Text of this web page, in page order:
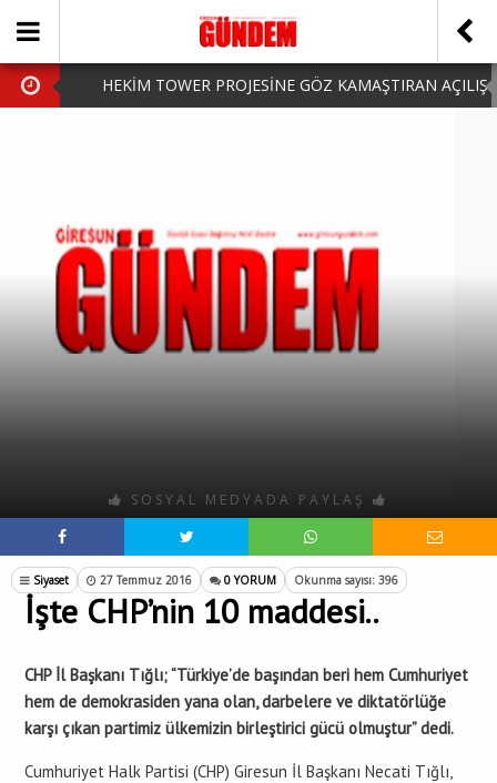
HEKİM TOWER PROJESİNE GÖZ KAMAŞTIRAN AÇILIŞ
HARUN CİCİ: VİDEOYU GÖRÜNCE GÖZLERİM DOLDU
SOSYAL MEDYADA PAYLAŞ
Siyaset 27 Temmuz 2016 0 YORUM Okunma sayısı: 396
İşte CHP’nin 10 maddesi..
CHP İl Başkanı Tığlı; “Türkiye’de başından beri hem Cumhuriyet
hem de demokrasiden yana olan, darbelere ve diktatörlüğe
karşı çıkan partimiz ülkemizin birleştirici gücü olmuştur” dedi.
Cumhuriyet Halk Partisi (CHP) Giresun İl Başkanı Necati Tığlı,